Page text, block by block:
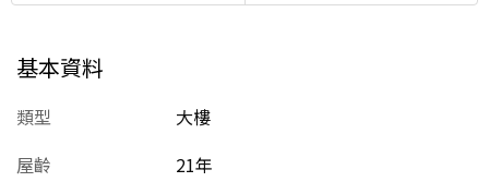
基本資料
類型
大樓
屋齡
21年